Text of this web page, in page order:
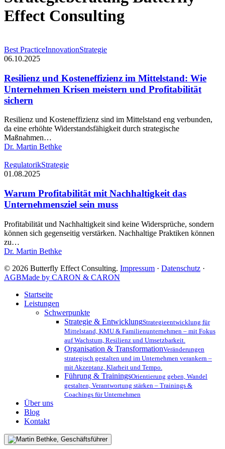
Effect Consulting
Resilienz
und
im
Mittelstand:
Wie
Unternehmen
meistern
und
Profitabilität
sichern
Best PracticeInnovationStrategie
06.10.2025
Resilienz und Kosteneffizienz im Mittelstand: Wie
Unternehmen Krisen meistern und Profitabilität
sichern
Resilienz und Kosteneffizienz sind im Mittelstand eng verbunden,
da eine erhöhte Widerstandsfähigkeit durch strategische
Maßnahmen…
Dr. Martin Bethke
Warum
Profitabilität
Nachhaltigkeit
das
Unternehmensziel
muss
RegulatorikStrategie
01.08.2025
Warum Profitabilität mit Nachhaltigkeit das
Unternehmensziel sein muss
Profitabilität und Nachhaltigkeit sind keine Widersprüche, sondern
können sich gegenseitig verstärken. Nachhaltige Praktiken können
zu…
Dr. Martin Bethke
© 2026 Butterfly Effect Consulting. Impressum · Datenschutz ·
AGBMade by CARON & CARON
Close
Menu
Startseite
Leistungen
Schwerpunkte
Strategie & EntwicklungStrategieentwicklung für
Mittelstand, KMU & Familienunternehmen – mit Fokus
auf Wachstum, Resilienz und Umsetzbarkeit.
Organisation & TransformationVeränderungen
strategisch gestalten und im Unternehmen verankern –
mit Akzeptanz, Klarheit und Tempo.
Führung & TrainingsOrientierung geben, Wandel
gestalten, Verantwortung stärken – Trainings &
Coachings für Unternehmen
Über uns
Blog
Kontakt